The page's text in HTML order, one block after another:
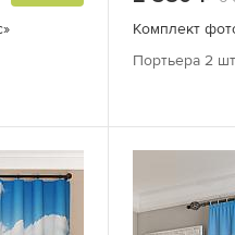
Комплект
Портьера 2